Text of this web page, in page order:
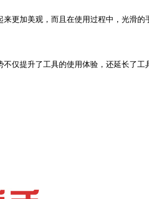
更加美观，而且在使用过程中，光滑
仅提升了工具的使用体验，还延长了